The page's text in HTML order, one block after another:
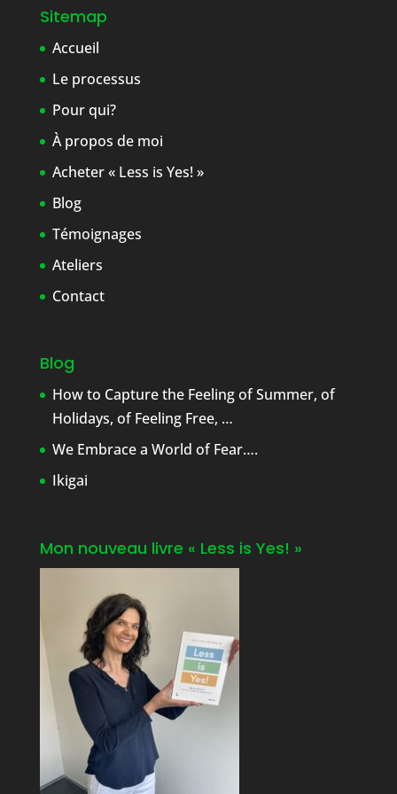
Sitemap
Accueil
Le processus
Pour qui?
À propos de moi
Acheter « Less is Yes! »
Blog
Témoignages
Ateliers
Contact
Blog
How to Capture the Feeling of Summer, of
Holidays, of Feeling Free, …
We Embrace a World of Fear….
Ikigai
Mon nouveau livre « Less is Yes! »